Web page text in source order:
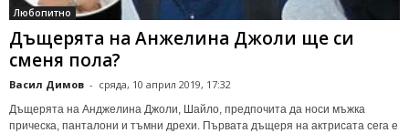
Любопитно
Дъщерята на Анжелина Джоли ще си
сменя пола?
Васил Димов - сряда, 10 април 2019, 17:32
Дъщерята на Анджелина Джоли, Шайло, предпочита да носи мъжка
прическа, панталони и тъмни дрехи. Първата дъщеря на актрисата сега е